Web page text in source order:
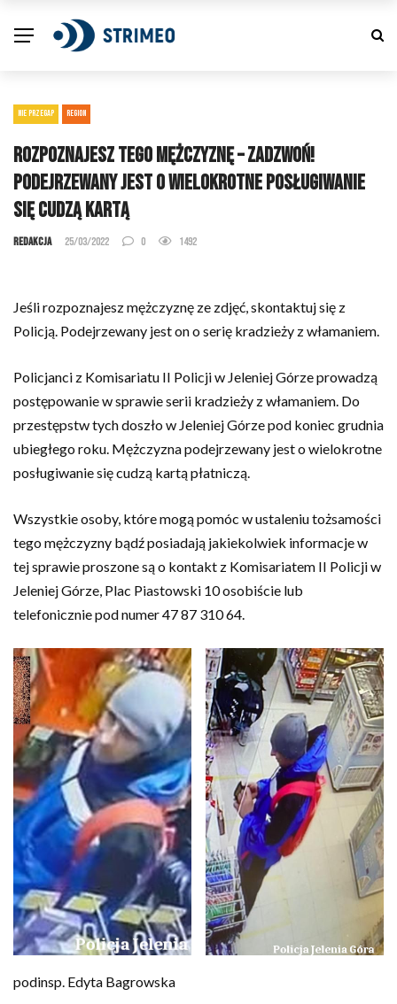
NIE PRZEGAP REGION
Rozpoznajesz tego mężczyznę – zadzwoń!
Podejrzewany jest o wielokrotne posługiwanie
się cudzą kartą
Redakcja 25/03/2022 0 1492
Jeśli rozpoznajesz mężczyznę ze zdjęć, skontaktuj się z
Policją. Podejrzewany jest on o serię kradzieży z włamaniem.
Policjanci z Komisariatu II Policji w Jeleniej Górze prowadzą
postępowanie w sprawie serii kradzieży z włamaniem. Do
przestępstw tych doszło w Jeleniej Górze pod koniec grudnia
ubiegłego roku. Mężczyzna podejrzewany jest o wielokrotne
posługiwanie się cudzą kartą płatniczą.
Wszystkie osoby, które mogą pomóc w ustaleniu tożsamości
tego mężczyzny bądź posiadają jakiekolwiek informacje w
tej sprawie proszone są o kontakt z Komisariatem II Policji w
Jeleniej Górze, Plac Piastowski 10 osobiście lub
telefonicznie pod numer 47 87 310 64.
podinsp. Edyta Bagrowska